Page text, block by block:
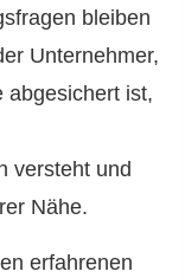
bleiben
Unternehmer,
abgesichert ist,
versteht und
Nähe.
erfahrenen